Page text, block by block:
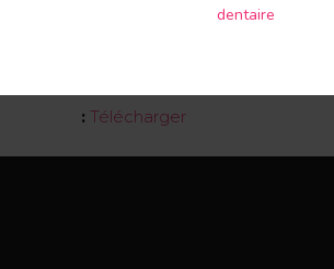
dentaire
: Télécharger